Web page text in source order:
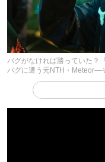
バグがなければ勝っていた？
バグに遭う元NTH・Meteor―